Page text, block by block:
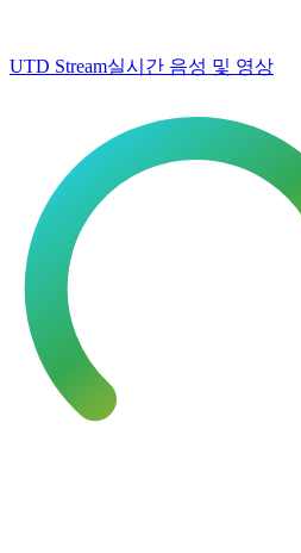
UTD Stream실시간 음성 및 영상